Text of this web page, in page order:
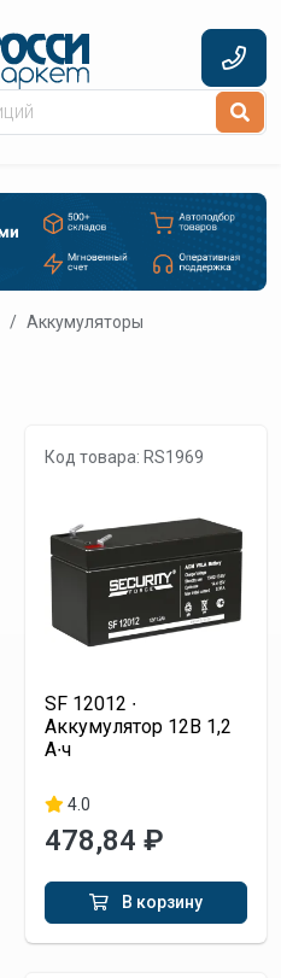
Аккумуляторы
Код товара: RS1969
SF 12012 ∙
Аккумулятор 12В 1,2
А∙ч
4.0
478,84 ₽
В корзину